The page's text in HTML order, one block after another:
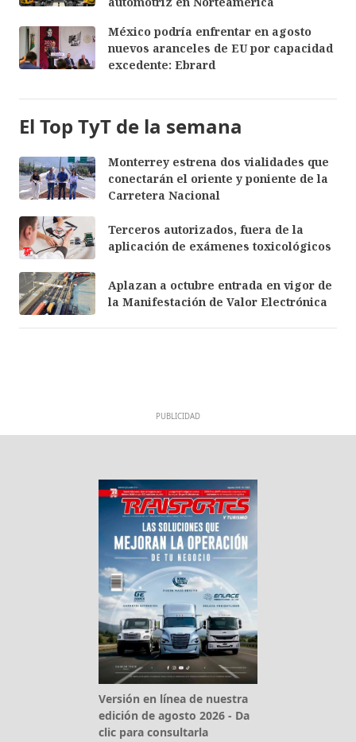
México podría enfrentar en agosto
nuevos aranceles de EU por capacidad
excedente: Ebrard
El Top TyT de la semana
Monterrey estrena dos vialidades que
conectarán el oriente y poniente de la
Carretera Nacional
Terceros autorizados, fuera de la
aplicación de exámenes toxicológicos
Aplazan a octubre entrada en vigor de
la Manifestación de Valor Electrónica
PUBLICIDAD
Versión en línea de nuestra
edición de agosto 2026 - Da
clic para consultarla